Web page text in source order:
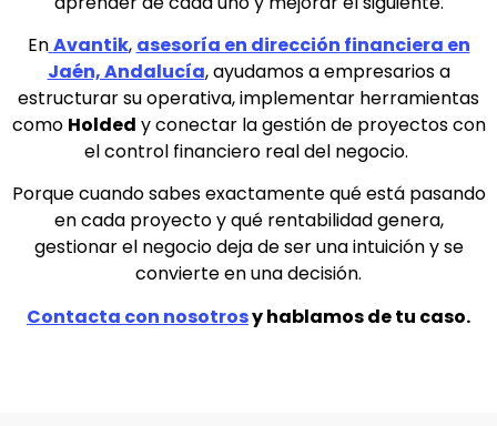
EnAvantik, asesoría en dirección financiera en
Jaén, Andalucía, ayudamos a empresarios a
estructurar su operativa, implementar herramientas
como Holded y conectar la gestión de proyectos con
el control financiero real del negocio.
Porque cuando sabes exactamente qué está pasando
en cada proyecto y qué rentabilidad genera,
gestionar el negocio deja de ser una intuición y se
convierte en una decisión.
Contacta con nosotrosy hablamos de tu caso.